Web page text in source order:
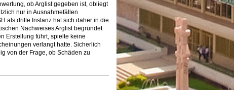
ob Arglist gegeben ist, obliegt
nur in Ausnahmefällen
als dritte Instanz hat sich daher in die
Nachweises Arglist begründet
Erstellung führt, spielte keine
verlangt hatte. Sicherlich
von der Frage, ob Schäden zu